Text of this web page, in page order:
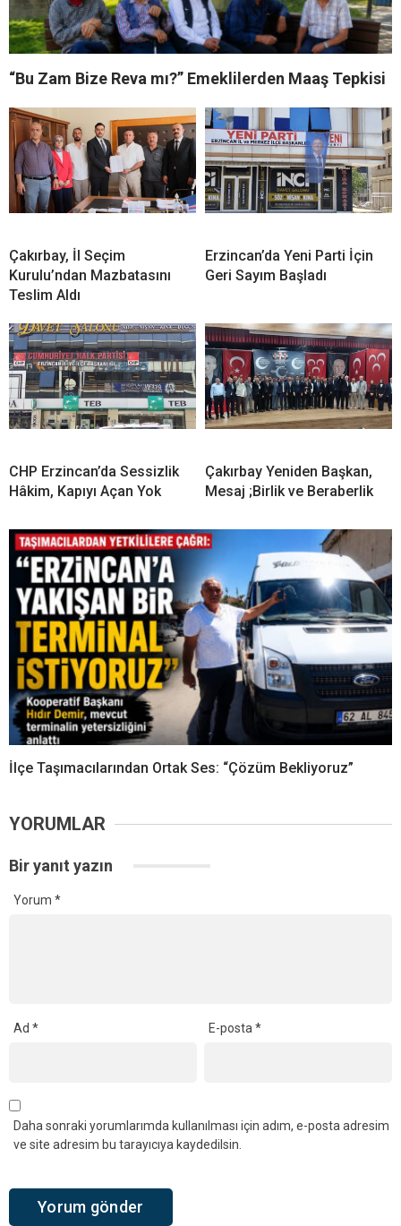
“Bu Zam Bize Reva mı?” Emeklilerden Maaş Tepkisi
Çakırbay, İl Seçim
Kurulu’ndan Mazbatasını
Teslim Aldı
Erzincan’da Yeni Parti İçin
Geri Sayım Başladı
CHP Erzincan’da Sessizlik
Hâkim, Kapıyı Açan Yok
Çakırbay Yeniden Başkan,
Mesaj ;Birlik ve Beraberlik
İlçe Taşımacılarından Ortak Ses: “Çözüm Bekliyoruz”
YORUMLAR
Bir yanıt yazın
Yorum *
Ad * E-posta*
Daha sonraki yorumlarımda kullanılması için adım, e-posta adresim
ve site adresim bu tarayıcıya kaydedilsin.